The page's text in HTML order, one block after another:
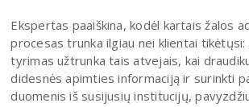
Ekspertas paaiškina, kodėl kartais žalos
procesas trunka ilgiau nei klientai tikėtųsi:
tyrimas užtrunka tais atvejais, kai
didesnės apimties informaciją ir surinkti
duomenis iš susijusių institucijų,